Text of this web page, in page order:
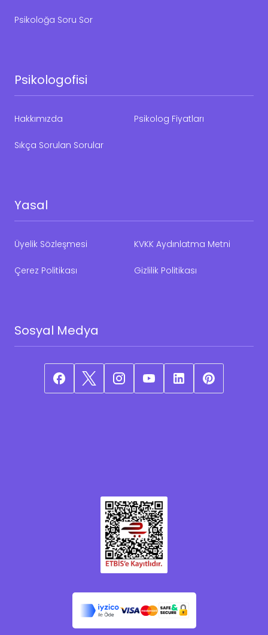
Psikoloğa Soru Sor
Psikologofisi
Hakkımızda Psikolog Fiyatları
Sıkça Sorulan Sorular
Yasal
Üyelik Sözleşmesi KVKK Aydınlatma Metni
Çerez Politikası Gizlilik Politikası
Sosyal Medya